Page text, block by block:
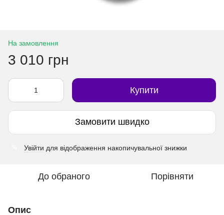
На замовлення
3 010 грн
Купити
Замовити швидко
Увійти для відображення накопичувальної знижки
До обраного Порівняти
Опис